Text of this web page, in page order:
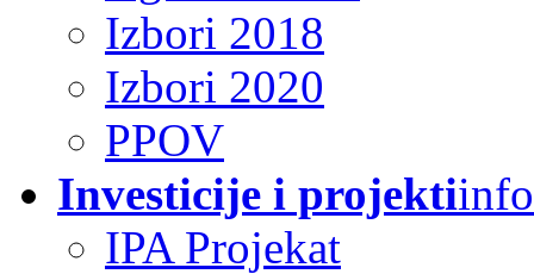
Izbori 2018
Izbori 2020
PPOV
Investicije i projektiinfo
IPA Projekat